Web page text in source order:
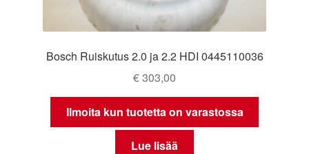
Bosch Ruiskutus 2.0 ja 2.2 HDI 0445110036
€303,00
Ilmoita kun tuotetta on varastossa
Lue lisää